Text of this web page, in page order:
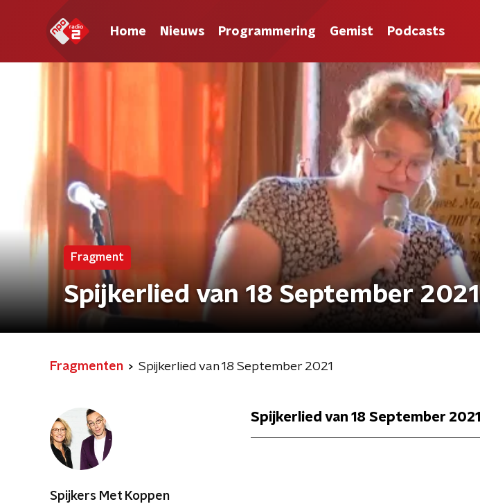
Home Nieuws Programmering Gemist Podcasts
Fragment
Spijkerlied van 18 September 2021
Fragmenten Spijkerlied van 18 September 2021
Spijkers Met Koppen
Spijkerlied van 18 September 2021